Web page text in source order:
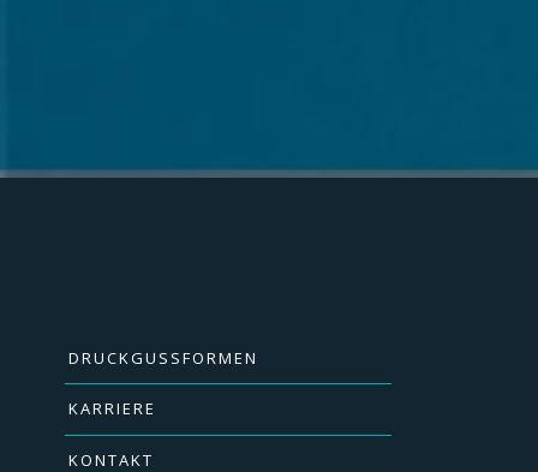
DRUCKGUSSFORMEN
KARRIERE
KONTAKT